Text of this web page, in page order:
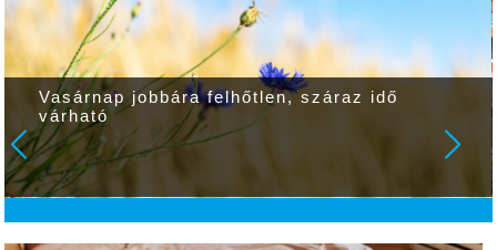
Vasárnap jobbára felhőtlen, száraz idő
várható